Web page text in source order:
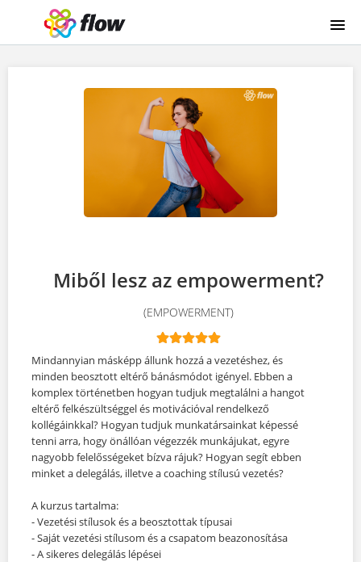
Miből lesz az empowerment?
(EMPOWERMENT)
Mindannyian másképp állunk hozzá a vezetéshez, és
minden beosztott eltérő bánásmódot igényel. Ebben a
komplex történetben hogyan tudjuk megtalálni a hangot
eltérő felkészültséggel és motivációval rendelkező
kollégáinkkal? Hogyan tudjuk munkatársainkat képessé
tenni arra, hogy önállóan végezzék munkájukat, egyre
nagyobb felelősségeket bízva rájuk? Hogyan segít ebben
minket a delegálás, illetve a coaching stílusú vezetés?
A kurzus tartalma:
- Vezetési stílusok és a beosztottak típusai
- Saját vezetési stílusom és a csapatom beazonosítása
- A sikeres delegálás lépései